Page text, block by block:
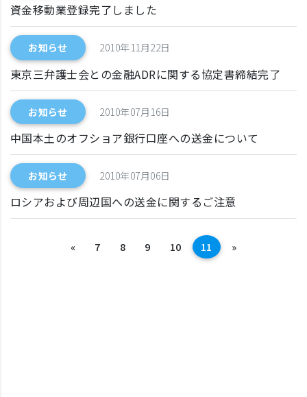
資金移動業登録完了しました
お知らせ 2010年11月22日
東京三弁護士会との金融ADRに関する協定書締結完了
お知らせ 2010年07月16日
中国本土のオフショア銀行口座への送金について
お知らせ 2010年07月06日
ロシアおよび周辺国への送金に関するご注意
«前へ 7 8 9 10 11 »次へ